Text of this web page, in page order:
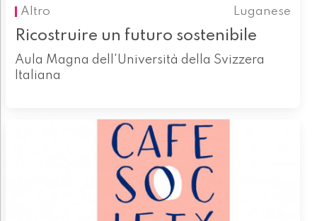
Altro Luganese
Ricostruire un futuro sostenibile
Aula Magna dell'Università della Svizzera
Italiana